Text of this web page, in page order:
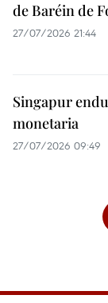
de Baréin de
27/07/2026 21:44
Singapur
monetaria
27/07/2026 09:49